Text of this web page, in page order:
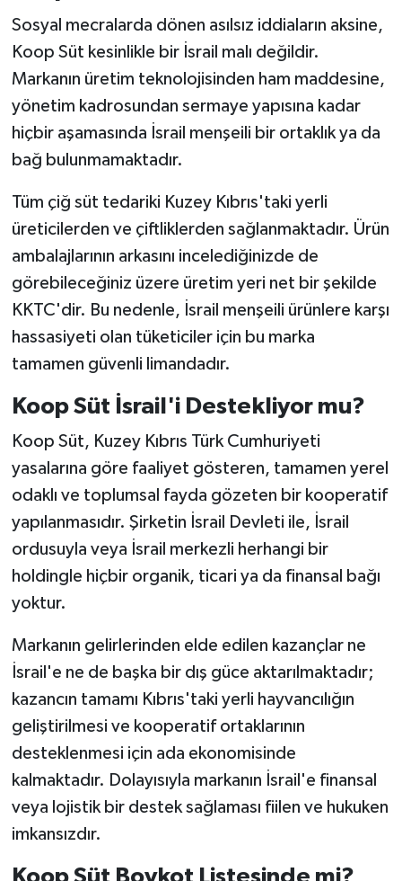
Sosyal mecralarda dönen asılsız iddiaların aksine,
Koop Süt kesinlikle bir İsrail malı değildir.
Markanın üretim teknolojisinden ham maddesine,
yönetim kadrosundan sermaye yapısına kadar
hiçbir aşamasında İsrail menşeili bir ortaklık ya da
bağ bulunmamaktadır.
Tüm çiğ süt tedariki Kuzey Kıbrıs'taki yerli
üreticilerden ve çiftliklerden sağlanmaktadır. Ürün
ambalajlarının arkasını incelediğinizde de
görebileceğiniz üzere üretim yeri net bir şekilde
KKTC'dir. Bu nedenle, İsrail menşeili ürünlere karşı
hassasiyeti olan tüketiciler için bu marka
tamamen güvenli limandadır.
Koop Süt İsrail'i Destekliyor mu?
Koop Süt, Kuzey Kıbrıs Türk Cumhuriyeti
yasalarına göre faaliyet gösteren, tamamen yerel
odaklı ve toplumsal fayda gözeten bir kooperatif
yapılanmasıdır. Şirketin İsrail Devleti ile, İsrail
ordusuyla veya İsrail merkezli herhangi bir
holdingle hiçbir organik, ticari ya da finansal bağı
yoktur.
Markanın gelirlerinden elde edilen kazançlar ne
İsrail'e ne de başka bir dış güce aktarılmaktadır;
kazancın tamamı Kıbrıs'taki yerli hayvancılığın
geliştirilmesi ve kooperatif ortaklarının
desteklenmesi için ada ekonomisinde
kalmaktadır. Dolayısıyla markanın İsrail'e finansal
veya lojistik bir destek sağlaması fiilen ve hukuken
imkansızdır.